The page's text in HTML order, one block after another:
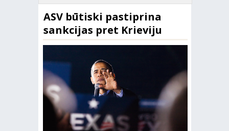
ASV būtiski pastiprina
sankcijas pret Krieviju